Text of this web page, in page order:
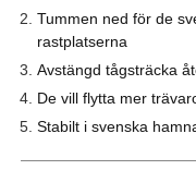
Tummen ned för de
rastplatserna
Avstängd tågsträcka
De vill flytta mer
Stabilt i svenska